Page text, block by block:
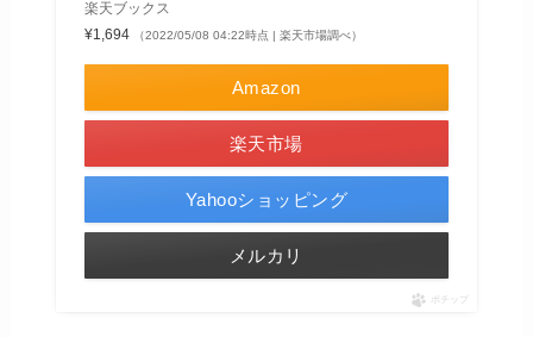
楽天ブックス
¥1,694
（2022/05/08 04:22時点 | 楽天市場調べ）
Amazon
楽天市場
Yahooショッピング
メルカリ
ポチップ